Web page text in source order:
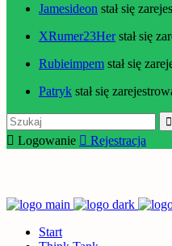
Jamesideon stał się
XRumer23Herstał się
Rubieimpem stał się
Patryk stał się
Szukaj:
Logowanie
Rejestracja
Start